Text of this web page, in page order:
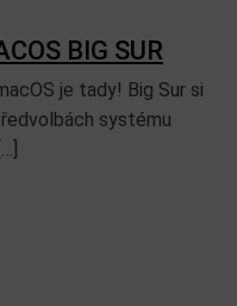
BIG SUR
je tady! Big Sur si
systému